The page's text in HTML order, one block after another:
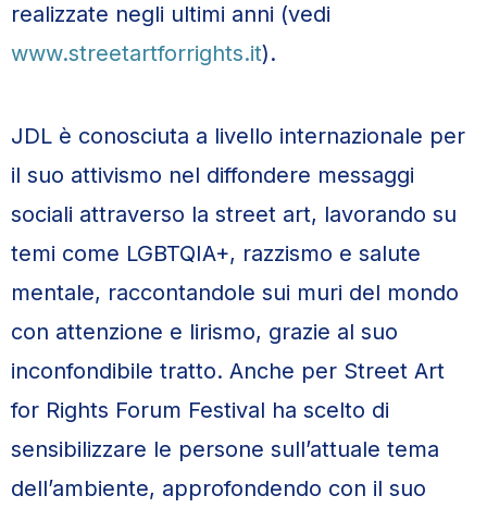
realizzate negli ultimi anni (vedi
www.streetartforrights.it).
JDL è conosciuta a livello internazionale per
il suo attivismo nel diffondere messaggi
sociali attraverso la street art, lavorando su
temi come LGBTQIA+, razzismo e salute
mentale, raccontandole sui muri del mondo
con attenzione e lirismo, grazie al suo
inconfondibile tratto. Anche per Street Art
for Rights Forum Festival ha scelto di
sensibilizzare le persone sull’attuale tema
dell’ambiente, approfondendo con il suo